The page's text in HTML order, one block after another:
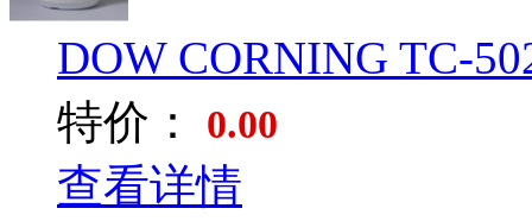
DOW CORNING TC-
特价：
0.00
查看详情